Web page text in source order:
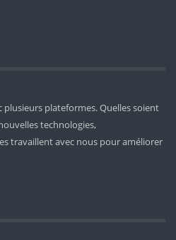
plateformes. Quelles soient
technologies,
travaillent avec nous pour améliorer